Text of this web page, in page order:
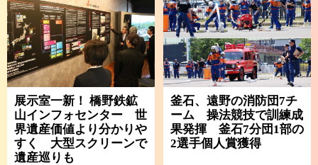
展示室一新！ 橋野鉄鉱
山インフォセンター 世
界遺産価値より分かりや
すく 大型スクリーンで
遺産巡りも
釜石、遠野の消防団7チ
ーム 操法競技で訓練成
果発揮 釜石7分団1部の
2選手個人賞獲得